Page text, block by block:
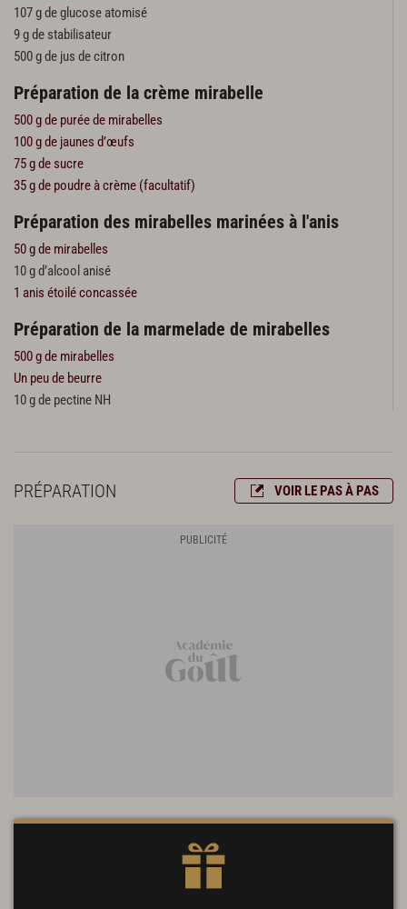
107 g de glucose atomisé
9 g de stabilisateur
500 g de jus de citron
Préparation de la crème mirabelle
500 g de purée de mirabelles
100 g de jaunes d’œufs
75 g de sucre
35 g de poudre à crème (facultatif)
Préparation des mirabelles marinées à l'anis
50 g de mirabelles
10 g d’alcool anisé
1 anis étoilé concassée
Préparation de la marmelade de mirabelles
500 g de mirabelles
Un peu de beurre
10 g de pectine NH
PRÉPARATION VOIR LE PAS À PAS